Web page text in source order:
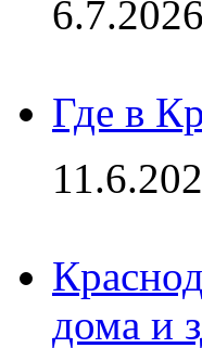
Где в
дома и